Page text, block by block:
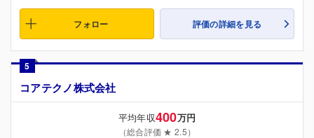
フォロー 評価の詳細を見る
5
コアテクノ株式会社
平均年収400万円
（総合評価 ★ 2.5）